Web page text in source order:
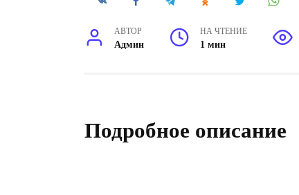
АВТОР
Админ
НА ЧТЕНИЕ
1 мин
Подробное описание